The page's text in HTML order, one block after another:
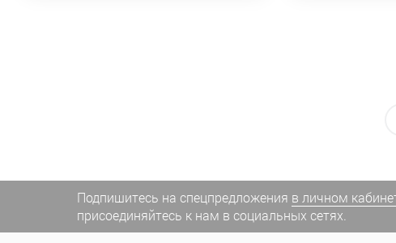
Подпишитесь на спецпредложения в личном
присоединяйтесь к нам в социальных сетях.